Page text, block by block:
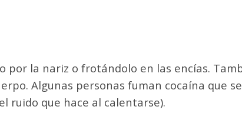
por la nariz o frotándolo en las encías.
Algunas personas fuman cocaína que
ruido que hace al calentarse).